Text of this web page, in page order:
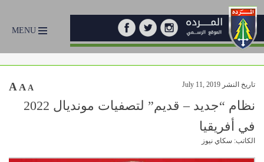
MENU
تاريخ النشر July 11, 2019 A A A
نظام “جديد – قديم” لتصفيات مونديال 2022
في أفريقيا
الكاتب: سكاي نيوز